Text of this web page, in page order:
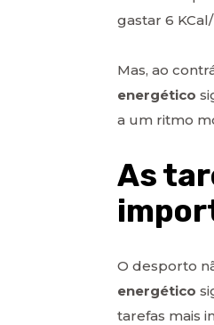
gastar 6
Mas, ao
energético
a um ritmo
As
O desporto
energético
tarefas mais